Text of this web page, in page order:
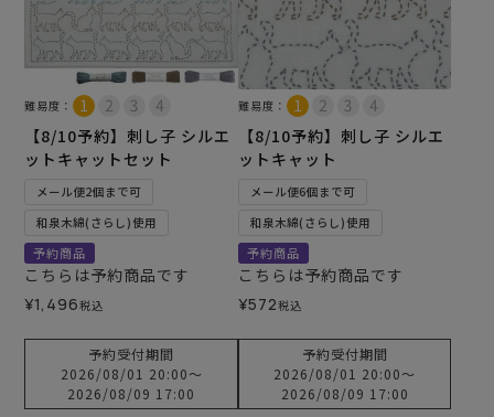
難易度：
【8/10予約】刺し子 シルエ
ットキャットセット
メール便2個まで可
和泉木綿(さらし)使用
予約商品
こちらは予約商品です
¥1,496税込
予約受付期間
2026/08/01 20:00〜
2026/08/09 17:00
難易度：
【8/10予約】刺し子 シルエ
ットキャット
メール便6個まで可
和泉木綿(さらし)使用
予約商品
こちらは予約商品です
¥572税込
予約受付期間
2026/08/01 20:00〜
2026/08/09 17:00